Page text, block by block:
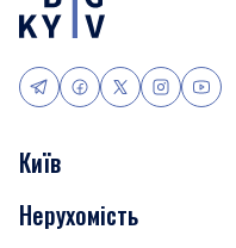
Київ
Події
Нерухомість